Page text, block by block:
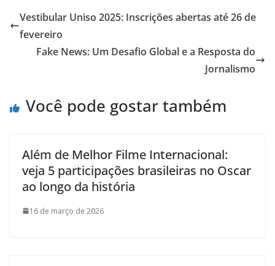
Vestibular Uniso 2025: Inscrições abertas até 26 de
fevereiro
Fake News: Um Desafio Global e a Resposta do
Jornalismo
Você pode gostar também
Além de Melhor Filme Internacional:
veja 5 participações brasileiras no Oscar
ao longo da história
16 de março de 2026